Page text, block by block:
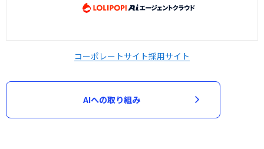
コーポレートサイト採用サイト
AIへの取り組み